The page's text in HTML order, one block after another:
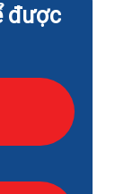
được